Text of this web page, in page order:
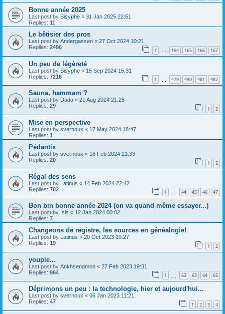
Bonne année 2025
Last post by Sisyphe « 31 Jan 2025 22:51
Replies: 11
Le bêtisier des pros
Last post by Andergassen « 27 Oct 2024 10:21
Replies: 2496 1 … 164 165 166 167
Un peu de légèreté
Last post by Sisyphe « 15 Sep 2024 15:31
Replies: 7216 1 479 480 481 482
Sauna, hammam ?
Last post by Dada « 21 Aug 2024 21:25
Replies: 29 1 2
Mise en perspective
Last post by svernoux « 17 May 2024 18:47
Replies: 1
Pédantix
Last post by svernoux « 16 Feb 2024 21:33
Replies: 20 1 2
Régal des sens
Last post by Latinus « 14 Feb 2024 22:42
Replies: 702 1 44 45 46 47
Bon bin bonne année 2024 (on va quand même essayer...)
Last post by Isis « 12 Jan 2024 00:02
Replies: 7
Changeons de registre, les sources en généalogie!
Last post by Latinus « 20 Oct 2023 19:27
Replies: 19 1 2
youpie...
Last post by Ankhsenamon « 27 Feb 2023 19:31
Replies: 964 1 62 63 64 65
Déprimons un peu : la technologie, hier et aujourd'hui...
Last post by svernoux « 06 Jan 2023 11:21
Replies: 47 1 2 3 4